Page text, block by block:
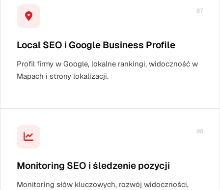
07
Local SEO i Google Business Profile
Profil firmy w Google, lokalne rankingi, widoczność w
Mapach i strony lokalizacji.
08
Monitoring SEO i śledzenie pozycji
Monitoring słów kluczowych, rozwój widoczności,